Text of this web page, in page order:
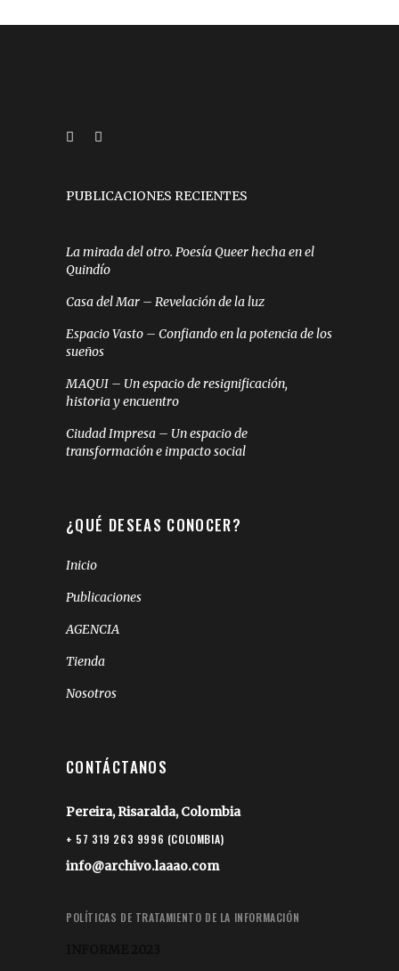
PUBLICACIONES RECIENTES
La mirada del otro. Poesía Queer hecha en el
Quindío
Casa del Mar – Revelación de la luz
Espacio Vasto – Confiando en la potencia de los
sueños
MAQUI – Un espacio de resignificación,
historia y encuentro
Ciudad Impresa – Un espacio de
transformación e impacto social
¿QUÉ DESEAS CONOCER?
Inicio
Publicaciones
AGENCIA
Tienda
Nosotros
CONTÁCTANOS
Pereira, Risaralda, Colombia
+ 57 319 263 9996 (COLOMBIA)
info@archivo.laaao.com
POLÍTICAS DE TRATAMIENTO DE LA INFORMACIÓN